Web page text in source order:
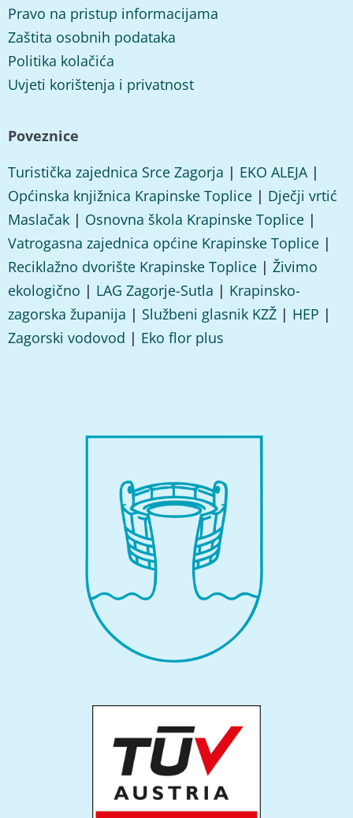
Pravo na pristup informacijama
Zaštita osobnih podataka
Politika kolačića
Uvjeti korištenja i privatnost
Poveznice
Turistička zajednica Srce Zagorja | EKO ALEJA|
Općinska knjižnica Krapinske Toplice | Dječji vrtić
Maslačak | Osnovna škola Krapinske Toplice |
Vatrogasna zajednica općine Krapinske Toplice |
Reciklažno dvorište Krapinske Toplice | Živimo
ekologično | LAG Zagorje-Sutla | Krapinsko-
zagorska županija | Službeni glasnik KZŽ | HEP |
Zagorski vodovod | Eko flor plus